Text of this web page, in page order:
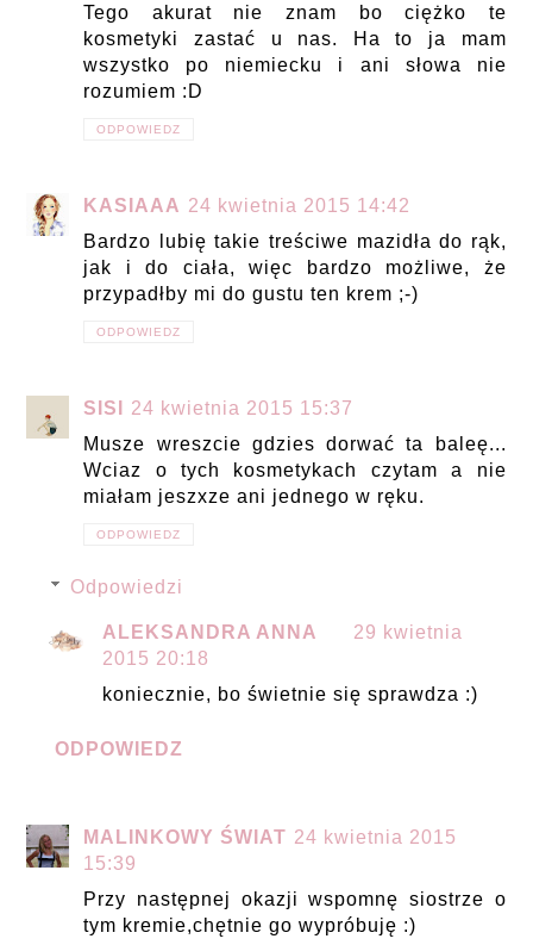
Tego akurat nie znam bo ciężko te
kosmetyki zastać u nas. Ha to ja mam
wszystko po niemiecku i ani słowa nie
rozumiem :D
ODPOWIEDZ
KASIAAA 24 kwietnia 2015 14:42
Bardzo lubię takie treściwe mazidła do rąk,
jak i do ciała, więc bardzo możliwe, że
przypadłby mi do gustu ten krem ;-)
ODPOWIEDZ
SISI
24 kwietnia 2015 15:37
Musze wreszcie gdzies dorwać ta baleę...
Wciaz o tych kosmetykach czytam a nie
miałam jeszxze ani jednego w ręku.
ODPOWIEDZ
Odpowiedzi
ALEKSANDRA ANNA
29 kwietnia
2015 20:18
koniecznie, bo świetnie się sprawdza :)
ODPOWIEDZ
MALINKOWY ŚWIAT 24 kwietnia 2015
15:39
Przy następnej okazji wspomnę siostrze o
tym kremie,chętnie go wypróbuję :)